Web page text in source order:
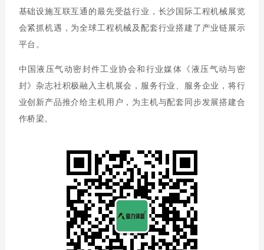
基础设施互联互通的最先受益行业，长沙国际工程机械展览
会紧抓机遇，为全球工程机械及配套行业搭建了产业链展示
平台。
中国液压气动密封件工业协会和行业媒体《液压气动与密
封》杂志社积极融入主机展会，服务行业、服务企业，将行
业创新产品推介给主机用户，为主机与配套同步发展搭建合
作桥梁。